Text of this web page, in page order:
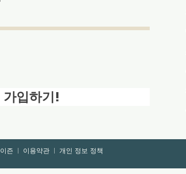
가입하기!
즌 | 이용약관 | 개인 정보 정책